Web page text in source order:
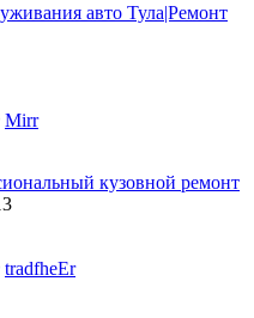
авто Тула|Ремонт
Mirr
кузовной ремонт
tradfheEr